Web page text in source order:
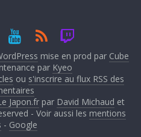
mise en prod par Cube
par Kyeo
ou s'inscrire au flux RSS des
Japon.fr par David Michaud et
- Voir aussi les mentions
- Google